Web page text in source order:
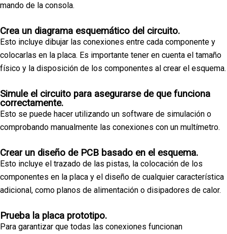
mando de la consola.
Crea un diagrama esquemático del circuito.
Esto incluye dibujar las conexiones entre cada componente y
colocarlas en la placa. Es importante tener en cuenta el tamaño
físico y la disposición de los componentes al crear el esquema.
Simule el circuito para asegurarse de que funciona
correctamente.
Esto se puede hacer utilizando un software de simulación o
comprobando manualmente las conexiones con un multímetro.
Crear un diseño de PCB basado en el esquema.
Esto incluye el trazado de las pistas, la colocación de los
componentes en la placa y el diseño de cualquier característica
adicional, como planos de alimentación o disipadores de calor.
Prueba la placa prototipo.
Para garantizar que todas las conexiones funcionan